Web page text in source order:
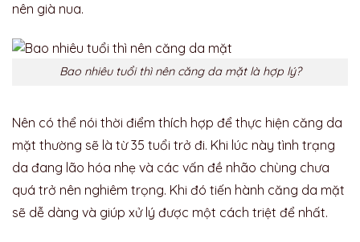
nên già nua.
Bao nhiêu tuổi thì nên căng da mặt là hợp lý?
Nên có thể nói thời điểm thích hợp để thực hiện căng da
mặt thường sẽ là từ 35 tuổi trở đi. Khi lúc này tình trạng
da đang lão hóa nhẹ và các vấn đề nhão chùng chưa
quá trở nên nghiêm trọng. Khi đó tiến hành căng da mặt
sẽ dễ dàng và giúp xử lý được một cách triệt để nhất.